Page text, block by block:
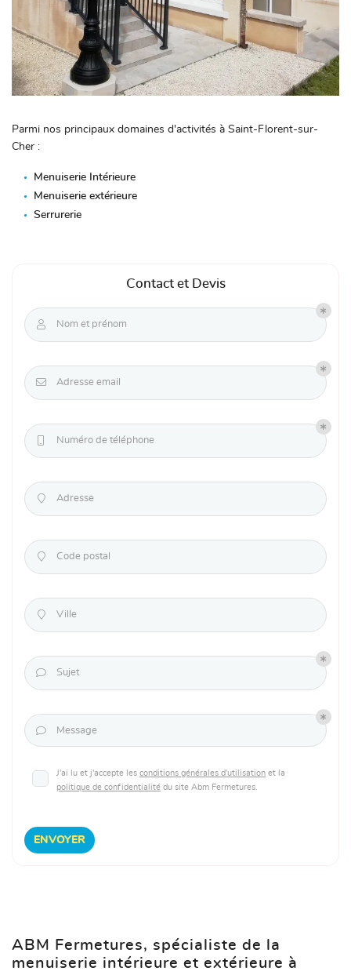
Parmi nos principaux domaines d'activités à Saint-Florent-sur-
Cher :
Menuiserie Intérieure
Menuiserie extérieure
Serrurerie
Contact et Devis
 Nom et prénom
 Adresse email
Numéro de téléphone
 Adresse
 Code postal
 Ville
 Sujet
 Message
J'ai lu et j'accepte les conditions générales d'utilisation et la
politique de confidentialité du site Abm Fermetures
ENVOYER
ABM Fermetures, spécialiste de la
menuiserie intérieure et extérieure à